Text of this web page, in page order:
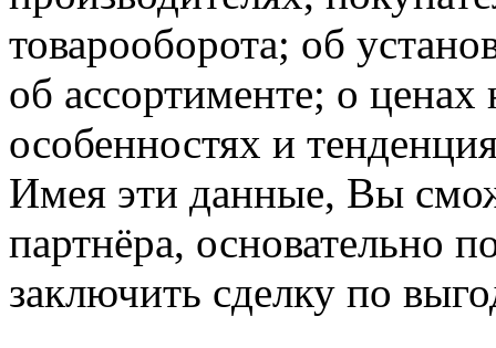
товарооборота; об
об ассортименте; о
особенностях и
Имея эти данные, Вы
партнёра, основательно
заключить сделку по